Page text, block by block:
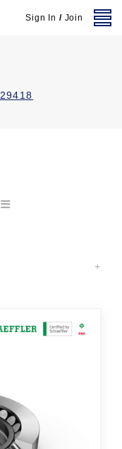
Sign In / Join
29418
+